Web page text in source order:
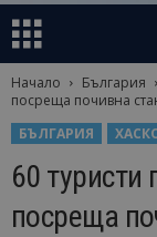
Начало България
посреща почивна
БЪЛГАРИЯ
60
посреща